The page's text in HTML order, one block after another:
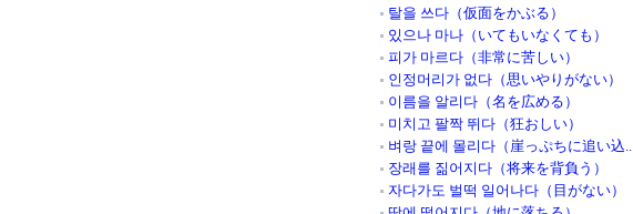
탈을 쓰다（仮面をかぶる）
있으나 마나（いてもいなくても）
피가 마르다（非常に苦しい）
인정머리가 없다（思いやりがない）
이름을 알리다（名を広める）
미치고 팔짝 뛰다（狂おしい）
벼랑 끝에 몰리다（崖っぷちに追い込..
장래를 짊어지다（将来を背負う）
자다가도 벌떡 일어나다（目がない）